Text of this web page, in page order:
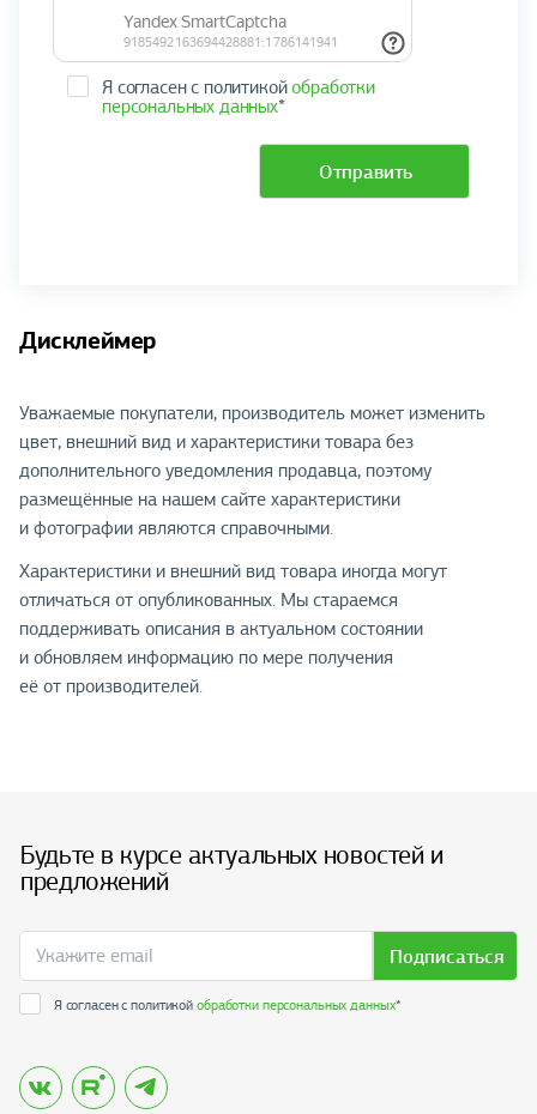
Я согласен с политикойобработки
персональных данных*
Отправить
Дисклеймер
Уважаемые покупатели, производитель может изменить
цвет, внешний вид и характеристики товара без
дополнительного уведомления продавца, поэтому
размещённые на нашем сайте характеристики
и фотографии являются справочными.
Характеристики и внешний вид товара иногда могут
отличаться от опубликованных. Мы стараемся
поддерживать описания в актуальном состоянии
и обновляем информацию по мере получения
её от производителей.
Будьте в курсе актуальных новостей и
предложений
Подписаться
Я согласен с политикойобработки персональных данных*